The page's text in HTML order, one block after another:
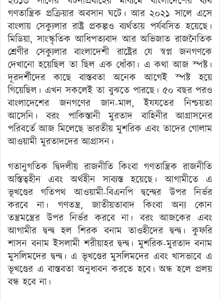
গণতান্ত্রিক প্রক্রিয়ার অবসান ঘটে। আর ২০২১ সালে এসে
বাংলায় সেক্যুলার রাষ্ট্র প্রকল্পও ব্যর্থতায় পর্যবসিত হয়েছে।
মিডিয়া, সাংস্কৃতিক আধিপত্যবাদ আর অভিজাত রাজনৈতিক
শ্রেণীর সেক্যুলার বাংলাদেশী রাষ্ট্রের যে স্বপ্ন জনগণকে
দেখানো হয়েছিল তা ছিল এক ধোঁকা। এ কথা আজ স্পষ্ট।
দূরদর্শীদের কাছে বাস্তবতা অনেক আগেই স্পষ্ট হয়ে
গিয়েছিল। এখন সকলেই তা বুঝতে পারছে। ৫০ বছর পরও
বাংলাদেশের জনগণের জান-মাল, ইযযতের নিশ্চয়তা
আসেনি। বরং পাকিস্তানী মুরতাদ বাহিনীর আগ্রাসনের
পরিবর্তে আজ মিলেছে ভারতীয় মুশরিক এবং তাদের গোলাম
আওয়ামী মুরতাদদের আগ্রাসন।
গতানুগতিক দ্বিদলীয় রাজনীতি কিংবা গণতান্ত্রিক রাজনীতি
অস্তিত্বহীন এবং অর্থহীন সাব্যস্ত হয়েছে। আগামীতে এ
ভূখণ্ডের গতিপথ আওয়ামী-বিএনপি দ্বন্দ্বের উপর নির্ভর
করবে না। গণতন্ত্র, জাতীয়তাবাদ কিংবা অন্য কোন
তন্ত্রমন্ত্রের উপর নির্ভর করবে না। বরং আজকের এবং
আগামীর দ্বন্দ্ব হল শিরক বনাম তাওহীদের দ্বন্দ্ব। কুফরি
শাসন বনাম ইসলামী শরীয়াহর দ্বন্দ্ব। মুশরিক-মুরতাদ বনাম
মুসলিমদের দ্বন্দ্ব। এ ভূখণ্ডের মুসলিমদের এবং খাসভাবে এ
ভূখণ্ডের এ বাস্তবতা অনুধাবন করতে হবে। অন্ধ হলে প্রলয়
বন্ধ হবে না।